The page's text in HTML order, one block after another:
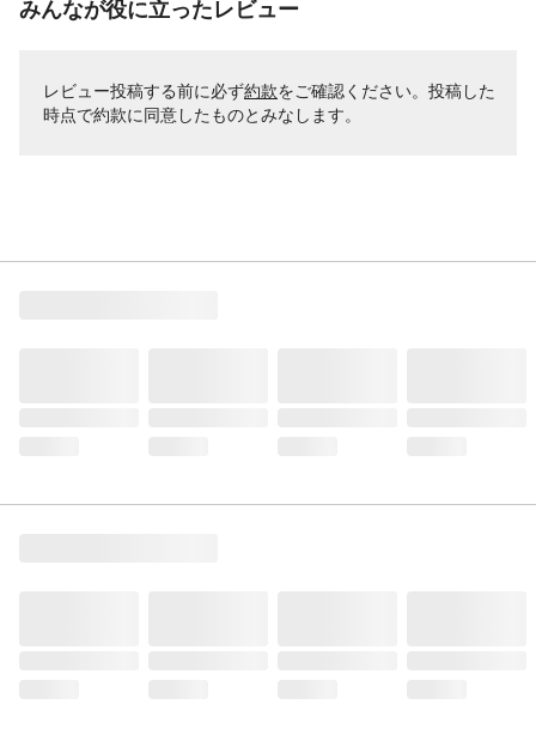
みんなが役に立ったレビュー
レビュー投稿する前に必ず約款をご確認ください。投稿した
時点で約款に同意したものとみなします。